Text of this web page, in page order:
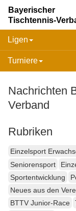
Bayerischer
Tischtennis-
Ligen
Turniere
Nachrichten
Verband
Rubriken
Einzelsport
Seniorensport
Sportentwicklung
Neues aus den
BTTV Junior-Race